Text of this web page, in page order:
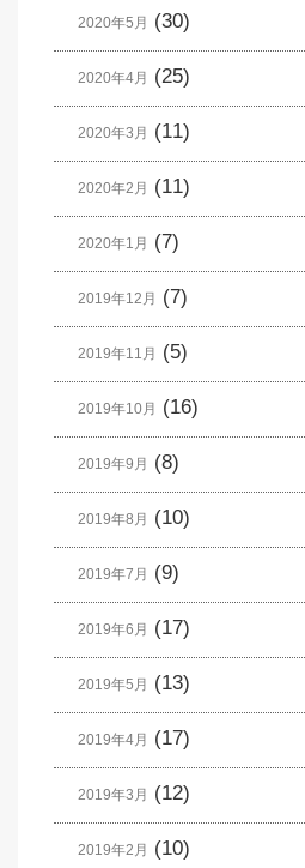
2020年5月 (30)
2020年4月 (25)
2020年3月 (11)
2020年2月 (11)
2020年1月 (7)
2019年12月 (7)
2019年11月 (5)
2019年10月 (16)
2019年9月 (8)
2019年8月 (10)
2019年7月 (9)
2019年6月 (17)
2019年5月 (13)
2019年4月 (17)
2019年3月 (12)
2019年2月 (10)